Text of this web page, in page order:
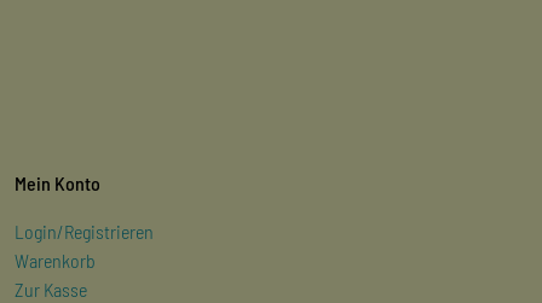
Mein Konto
Login/Registrieren
Warenkorb
Zur Kasse